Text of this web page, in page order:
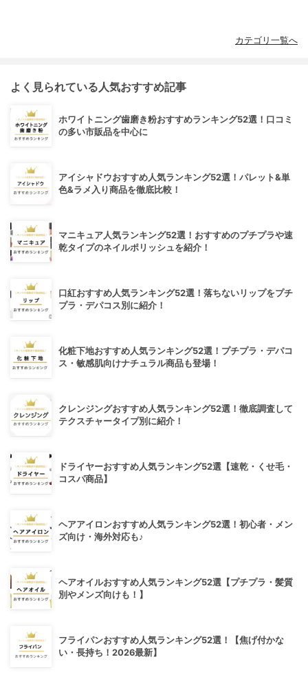
カテゴリ一覧へ
よく見られている人気おすすめ記事
ホワイトニング歯磨き粉おすすめランキング52選！口コミ
の多い市販品を中心に
アイシャドウおすすめ人気ランキング52選！パレット&単
色&ラメ入り商品を徹底比較！
マニキュア人気ランキング52選！おすすめのプチプラや速
乾タイプのネイルポリッシュを紹介！
口紅おすすめ人気ランキング52選！落ちないリップをプチ
プラ・デパコス別に紹介！
化粧下地おすすめ人気ランキング52選！プチプラ・デパコ
ス・敏感肌向けナチュラル商品も登場！
クレンジングおすすめ人気ランキング52選！徹底調査して
テクスチャータイプ別に紹介！
ドライヤーおすすめ人気ランキング52選【速乾・くせ毛・
コスパ商品】
ヘアアイロンおすすめ人気ランキング52選！初心者・メン
ズ向け・海外対応も♪
ヘアオイルおすすめ人気ランキング52選【プチプラ・髪質
別やメンズ向けも！】
フライパンおすすめ人気ランキング52選！【焦げ付かな
い・長持ち！2026最新】